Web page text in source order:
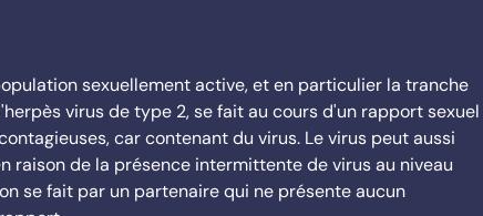
sexuellement active, et en particulier la tranche
virus de type 2, se fait au cours d'un rapport sexuel
car contenant du virus. Le virus peut aussi
raison de la présence intermittente de virus au niveau
se fait par un partenaire qui ne présente aucun